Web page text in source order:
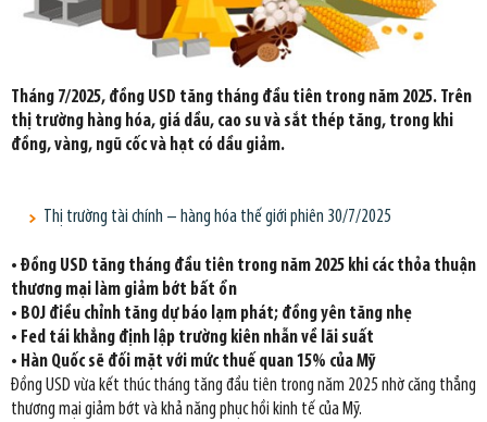
Tháng 7/2025, đồng USD tăng tháng đầu tiên trong năm 2025. Trên
thị trường hàng hóa, giá dầu, cao su và sắt thép tăng, trong khi
đồng, vàng, ngũ cốc và hạt có dầu giảm.
Thị trường tài chính – hàng hóa thế giới phiên 30/7/2025
• Đồng USD tăng tháng đầu tiên trong năm 2025 khi các thỏa thuận
thương mại làm giảm bớt bất ổn
• BOJ điều chỉnh tăng dự báo lạm phát; đồng yên tăng nhẹ
• Fed tái khẳng định lập trường kiên nhẫn về lãi suất
• Hàn Quốc sẽ đối mặt với mức thuế quan 15% của Mỹ
Đồng USD vừa kết thúc tháng tăng đầu tiên trong năm 2025 nhờ căng thẳng
thương mại giảm bớt và khả năng phục hồi kinh tế của Mỹ.